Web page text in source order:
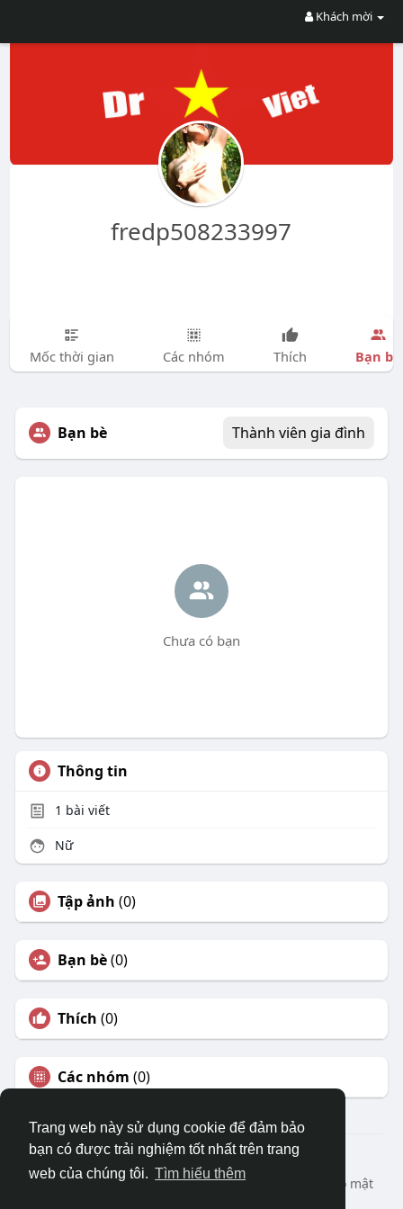
Trang web này sử dụng cookie để đảm bảo
bạn có được trải nghiệm tốt nhất trên trang
web của chúng tôi. Tìm hiểu thêm
Khách mời
fredp508233997
Mốc thời gian Các nhóm Thích Bạn bè
Bạn bè Thành viên gia đình
Chưa có bạn
Thông tin
1 bài viết
Nữ
Tập ảnh (0)
Bạn bè(0)
Thích (0)
Các nhóm (0)
© 2026 DRVIET.COM
Nhà
Bao Quát Liên hệ chúng tôi
Chính sách bảo mật